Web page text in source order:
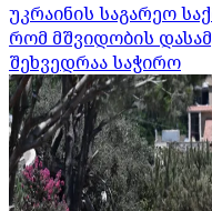
უკრაინის საგარეო
რომ მშვიდობის
შეხვედრაა საჭირო